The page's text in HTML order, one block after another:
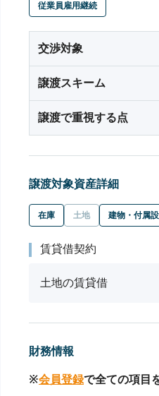
従業員雇用継続
交渉対象
譲渡スキーム
譲渡で重視する点
譲渡対象資産詳細
在庫 土地 建物・付属
賃貸借契約
土地の賃貸借
財務情報
※会員登録で全ての項目